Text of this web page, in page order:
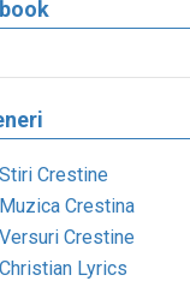
Stiri Crestine
Muzica Crestina
Versuri Crestine
Christian Lyrics